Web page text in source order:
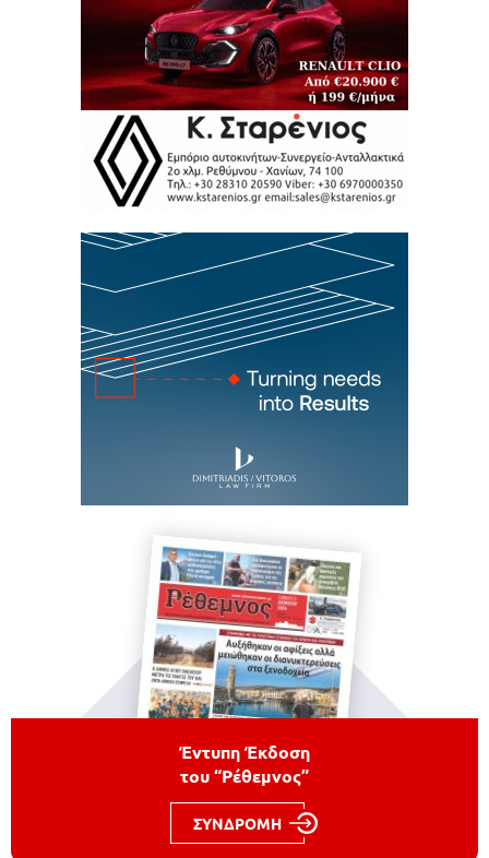
Έντυπη Έκδοση
του “Ρέθεμνος”
ΣΥΝΔΡΟΜΗ